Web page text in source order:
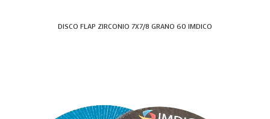
DISCO FLAP ZIRCONIO 7X7/8 GRANO 60 IMDICO